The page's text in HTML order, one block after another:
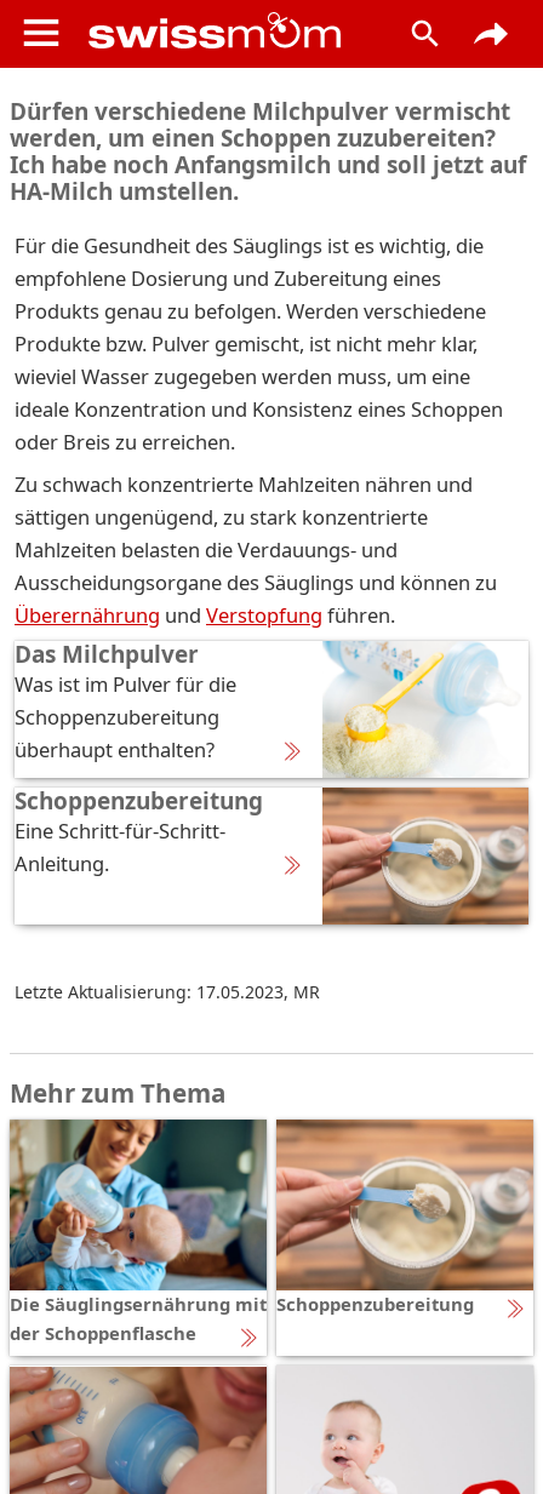
Dürfen verschiedene Milchpulver vermischt
werden, um einen Schoppen zuzubereiten?
Ich habe noch Anfangsmilch und soll jetzt auf
HA-Milch umstellen.
Für die Gesundheit des Säuglings ist es wichtig, die
empfohlene Dosierung und Zubereitung eines
Produkts genau zu befolgen. Werden verschiedene
Produkte bzw. Pulver gemischt, ist nicht mehr klar,
wieviel Wasser zugegeben werden muss, um eine
ideale Konzentration und Konsistenz eines Schoppen
oder Breis zu erreichen.
Zu schwach konzentrierte Mahlzeiten nähren und
sättigen ungenügend, zu stark konzentrierte
Mahlzeiten belasten die Verdauungs- und
Ausscheidungsorgane des Säuglings und können zu
Überernährung und Verstopfung führen.
Das Milchpulver
Was ist im Pulver für die
Schoppenzubereitung
überhaupt enthalten?
Schoppenzubereitung
Eine Schritt-für-Schritt-
Anleitung.
Letzte Aktualisierung: 17.05.2023, MR
Mehr zum Thema
Die Säuglingsernährung mit
der Schoppenflasche
Schoppenzubereitung